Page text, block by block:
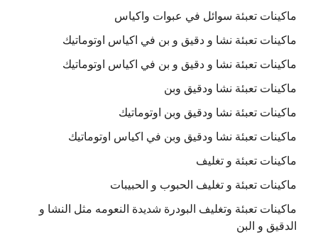
ماكينات تعبئة سوائل في عبوات واكياس
ماكينات تعبئة نشا و دقيق و بن في اكياس اوتوماتيك
ماكينات تعبئة نشا و دقيق و بن في اكياس اوتوماتيك
ماكينات تعبئة نشا ودقيق وبن
ماكينات تعبئة نشا ودقيق وبن اوتوماتيك
ماكينات تعبئة نشا ودقيق وبن في اكياس اوتوماتيك
ماكينات تعبئة و تغليف
ماكينات تعبئة و تغليف الحبوب و الحبيبات
ماكينات تعبئة وتغليف البودرة شديدة النعومه مثل النشا و
الدقيق و البن